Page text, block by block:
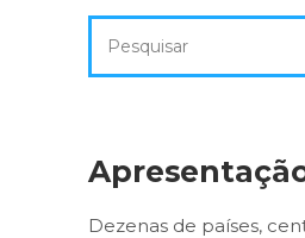
por:
Dezenas de países,